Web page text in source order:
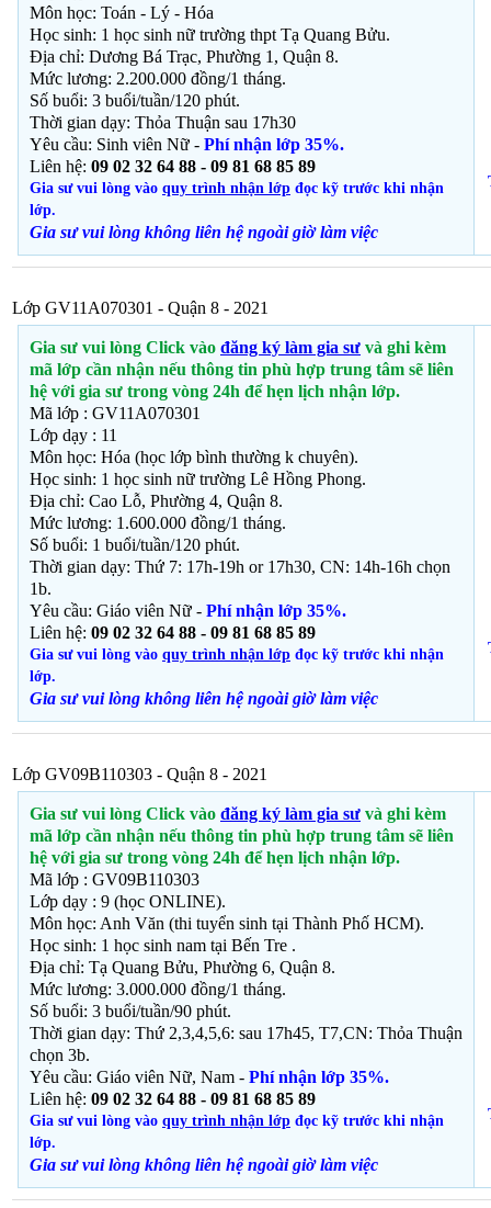
Môn học: Toán - Lý - Hóa
Học sinh: 1 học sinh nữ trường thpt Tạ Quang Bửu.
Địa chỉ: Dương Bá Trạc, Phường 1, Quận 8.
Mức lương: 2.200.000 đồng/1 tháng.
Số buổi: 3 buổi/tuần/120 phút.
Thời gian dạy: Thỏa Thuận sau 17h30
Yêu cầu: Sinh viên Nữ - Phí nhận lớp 35%.
Liên hệ: 09 02 32 64 88 - 09 81 68 85 89
Gia sư vui lòng vào quy trình nhận lớp đọc kỹ trước khi nhận
lớp.
Gia sư vui lòng không liên hệ ngoài giờlàm việc
Lớp GV11A070301 - Quận 8 - 2021
Gia sư vui lòng Click vào đăng ký làm gia sư và ghi kèm
mã lớp cần nhận nếu thông tin phù hợp trung tâm sẽ liên
hệ với gia sư trong vòng 24h để hẹn lịch nhận lớp.
Mã lớp : GV11A070301
Lớp dạy : 11
Môn học: Hóa (học lớp bình thường k chuyên).
Học sinh: 1 học sinh nữ trường Lê Hồng Phong.
Địa chỉ: Cao Lỗ, Phường 4, Quận 8.
Mức lương: 1.600.000 đồng/1 tháng.
Số buổi: 1 buổi/tuần/120 phút.
Thời gian dạy: Thứ 7: 17h-19h or 17h30, CN: 14h-16h chọn
1b.
Yêu cầu: Giáo viên Nữ - Phí nhận lớp 35%.
Liên hệ: 09 02 32 64 88 - 09 81 68 85 89
Gia sư vui lòng vào quy trình nhận lớp đọc kỹ trước khi nhận
lớp.
Gia sư vui lòng không liên hệ ngoài giờlàm việc
Lớp GV09B110303 - Quận 8 - 2021
Gia sư vui lòng Click vào đăng ký làm gia sư và ghi kèm
mã lớp cần nhận nếu thông tin phù hợp trung tâm sẽ liên
hệ với gia sư trong vòng 24h để hẹn lịch nhận lớp.
Mã lớp : GV09B110303
Lớp dạy : 9 (học ONLINE).
Môn học: Anh Văn (thi tuyển sinh tại Thành Phố HCM).
Học sinh: 1 học sinh nam tại Bến Tre .
Địa chỉ: Tạ Quang Bửu, Phường 6, Quận 8.
Mức lương: 3.000.000 đồng/1 tháng.
Số buổi: 3 buổi/tuần/90 phút.
Thời gian dạy: Thứ 2,3,4,5,6: sau 17h45, T7,CN: Thỏa Thuận
chọn 3b.
Yêu cầu: Giáo viên Nữ, Nam - Phí nhận lớp 35%.
Liên hệ: 09 02 32 64 88 - 09 81 68 85 89
Gia sư vui lòng vào quy trình nhận lớp đọc kỹ trước khi nhận
lớp.
Gia sư vui lòng không liên hệ ngoài giờlàm việc